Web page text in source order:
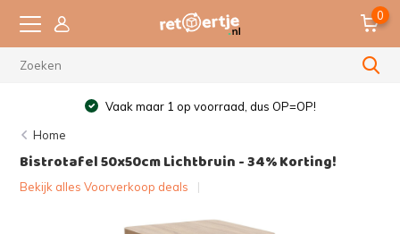
0
Vaak maar 1 op voorraad, dus OP=OP!
Home
Bistrotafel 50x50cm Lichtbruin - 34% Korting!
Bekijk alles Voorverkoop deals